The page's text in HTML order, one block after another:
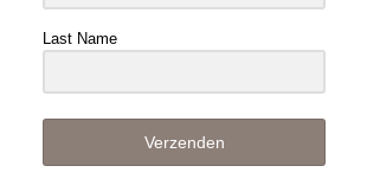
Last Name
Verzenden